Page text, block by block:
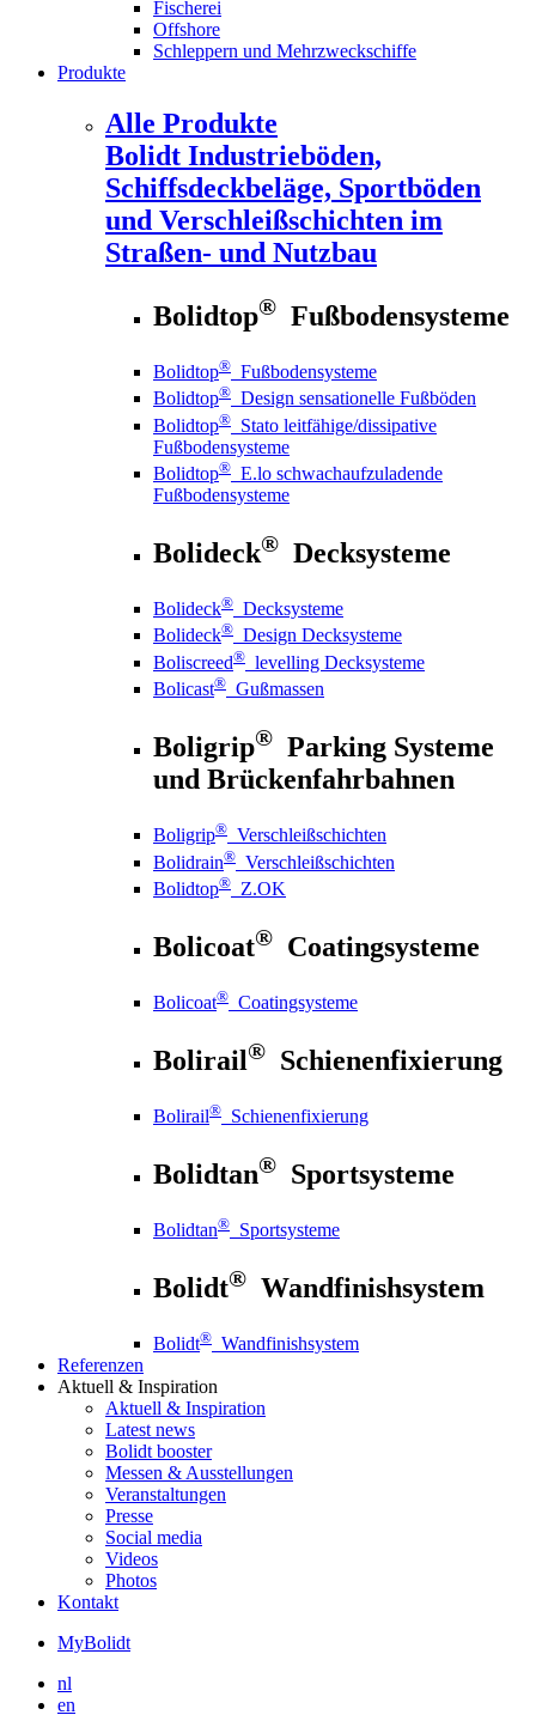
Fischerei
Offshore
Schleppern und Mehrzweckschiffe
Produkte
Alle Produkte
Bolidt Industrieböden,
Schiffsdeckbeläge, Sportböden
und Verschleißschichten im
Straßen- und Nutzbau
Bolidtop® Fußbodensysteme
Bolidtop® Fußbodensysteme
Bolidtop® Design sensationelle Fußböden
Bolidtop® Stato leitfähige/dissipative
Fußbodensysteme
Bolidtop® E.lo schwachaufzuladende
Fußbodensysteme
Bolideck® Decksysteme
Bolideck® Decksysteme
Bolideck® Design Decksysteme
Boliscreed® levelling Decksysteme
Bolicast® Gußmassen
Boligrip® Parking Systeme
und Brückenfahrbahnen
Boligrip® Verschleißschichten
Bolidrain® Verschleißschichten
Bolidtop® Z.OK
Bolicoat® Coatingsysteme
Bolicoat® Coatingsysteme
Bolirail® Schienenfixierung
Bolirail® Schienenfixierung
Bolidtan® Sportsysteme
Bolidtan® Sportsysteme
Bolidt® Wandfinishsystem
Bolidt® Wandfinishsystem
Referenzen
Aktuell & Inspiration
Aktuell & Inspiration
Latest news
Bolidt booster
Messen & Ausstellungen
Veranstaltungen
Presse
Social media
Videos
Photos
Kontakt
MyBolidt
nl
en